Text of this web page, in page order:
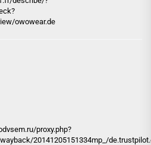
owowear.de
/proxy.php?
20141205151334mp_/